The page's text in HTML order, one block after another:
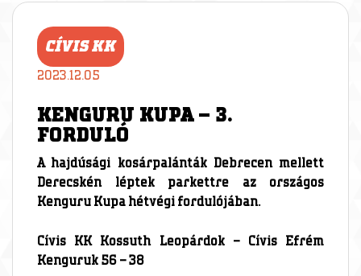
CÍVIS KK
2023.12.05
KENGURU KUPA – 3.
FORDULÓ
A hajdúsági kosárpalánták Debrecen mellett
Derecskén léptek parkettre az országos
Kenguru Kupa hétvégi fordulójában.
Cívis KK Kossuth Leopárdok – Cívis Efrém
Kenguruk 56 – 38